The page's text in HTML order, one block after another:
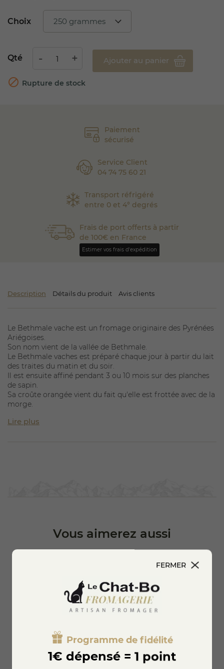
Paiement
sécurisé
Service Client
04 74 75 60 21
Transport réfrigéré
entre 0 et 4° degrés
Frais de port offerts à partir
de 100€ en France
Estimer vos frais d'expédition
Description Détails du produit Avis clients
Le Bethmale vache est un fromage originaire des Pyrénées
Ariégoises.
Son nom vient de la vallée de Bethmale.
Le Bethmale vaches est préparé chaque jour à partir du lait
des traites du matin et du soir.
Il est ensuite affiné pendant 3 ou 10 mois sur des planches
de sapin.
Sa croûte orangée vient du fait qu'elle est frottée avec de la
morge.
Lire plus
Choix
Qté Ajouter au panier
 Rupture de stock
Vous aimerez aussi
FERMER
Programme de fidélité
1€ dépensé = 1 point